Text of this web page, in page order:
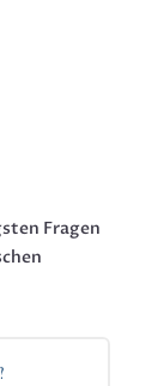
Fragen